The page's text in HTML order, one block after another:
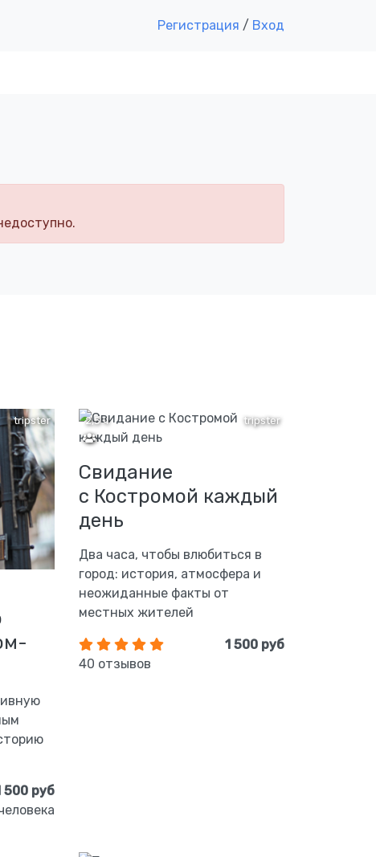
Регистрация / Вход
tripster
500 руб
tripster
2,5 ч
Свидание
с Костромой каждый
день
Два часа, чтобы влюбиться в
город: история, атмосфера и
неожиданные факты от
местных жителей
40 отзывов
1 500 руб